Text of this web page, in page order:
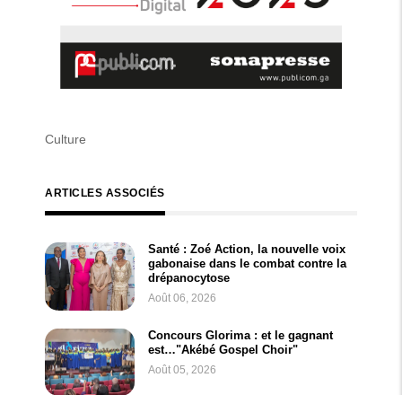
Culture
ARTICLES ASSOCIÉS
Santé : Zoé Action, la nouvelle voix
gabonaise dans le combat contre la
drépanocytose
Août 06, 2026
Concours Glorima : et le gagnant
est…"Akébé Gospel Choir"
Août 05, 2026